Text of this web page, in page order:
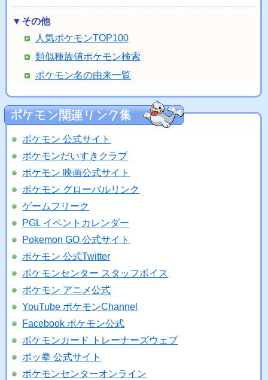
▼その他
人気ポケモンTOP100
類似種族値ポケモン検索
ポケモン名の由来一覧
ポケモン 公式サイト
ポケモンだいすきクラブ
ポケモン 映画公式サイト
ポケモン グローバルリンク
ゲームフリーク
PGL イベントカレンダー
Pokemon GO 公式サイト
ポケモン 公式Twitter
ポケモンセンター スタッフボイス
ポケモン アニメ公式
YouTube ポケモンChannel
Facebook ポケモン公式
ポケモンカード トレーナーズウェブ
ポッ拳 公式サイト
ポケモンセンターオンライン